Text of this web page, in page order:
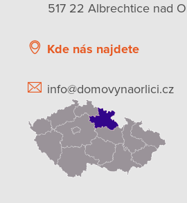
517 22 Albrechtice nad
Kde nás najdete
info@domovynaorlici.cz